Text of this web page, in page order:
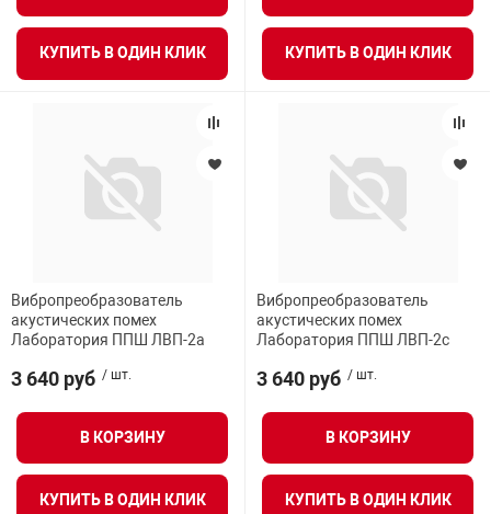
КУПИТЬ В ОДИН КЛИК КУПИТЬ В ОДИН КЛИК
Вибропреобразователь
акустических помех
Лаборатория ППШ ЛВП-2а
3 640 руб / шт.
В КОРЗИНУ
КУПИТЬ В ОДИН КЛИК
Вибропреобразователь
акустических помех
Лаборатория ППШ ЛВП-2с
3 640 руб / шт.
В КОРЗИНУ
КУПИТЬ В ОДИН КЛИК